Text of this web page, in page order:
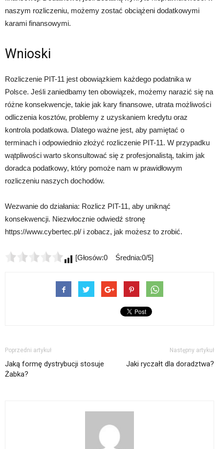
naszym rozliczeniu, możemy zostać obciążeni dodatkowymi
karami finansowymi.
Wnioski
Rozliczenie PIT-11 jest obowiązkiem każdego podatnika w
Polsce. Jeśli zaniedbamy ten obowiązek, możemy narazić się na
różne konsekwencje, takie jak kary finansowe, utrata możliwości
odliczenia kosztów, problemy z uzyskaniem kredytu oraz
kontrola podatkowa. Dlatego ważne jest, aby pamiętać o
terminach i odpowiednio złożyć rozliczenie PIT-11. W przypadku
wątpliwości warto skonsultować się z profesjonalistą, takim jak
doradca podatkowy, który pomoże nam w prawidłowym
rozliczeniu naszych dochodów.
Wezwanie do działania: Rozlicz PIT-11, aby uniknąć
konsekwencji. Niezwłocznie odwiedź stronę
https://www.cybertec.pl/ i zobacz, jak możesz to zrobić.
[Głosów:0 Średnia:0/5]
Poprzedni artykuł
Jaką formę dystrybucji stosuje
Żabka?
Następny artykuł
Jaki ryczałt dla doradztwa?